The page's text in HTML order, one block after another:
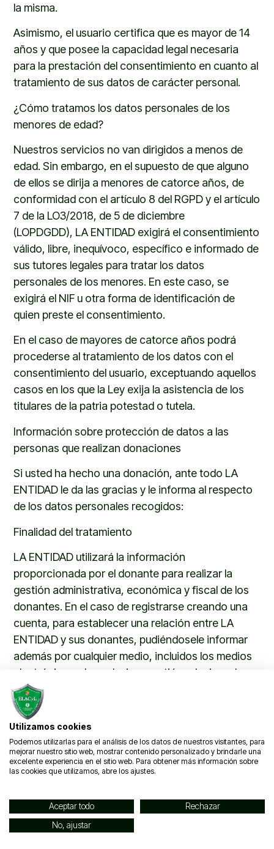
la misma.
Asimismo, el usuario certifica que es mayor de 14
años y que posee la capacidad legal necesaria
para la prestación del consentimiento en cuanto al
tratamiento de sus datos de carácter personal.
¿Cómo tratamos los datos personales de los
menores de edad?
Nuestros servicios no van dirigidos a menos de
edad. Sin embargo, en el supuesto de que alguno
de ellos se dirija a menores de catorce años, de
conformidad con el artículo 8 del RGPD y el artículo
7 de la LO3/2018, de 5 de diciembre
(LOPDGDD), LA ENTIDAD exigirá el consentimiento
válido, libre, inequívoco, específico e informado de
sus tutores legales para tratar los datos
personales de los menores. En este caso, se
exigirá el NIF u otra forma de identificación de
quien preste el consentimiento.
En el caso de mayores de catorce años podrá
procederse al tratamiento de los datos con el
consentimiento del usuario, exceptuando aquellos
casos en los que la Ley exija la asistencia de los
titulares de la patria potestad o tutela.
Información sobre protección de datos a las
personas que realizan donaciones
Si usted ha hecho una donación, ante todo LA
ENTIDAD le da las gracias y le informa al respecto
de los datos personales recogidos:
Finalidad del tratamiento
LA ENTIDAD utilizará la información
proporcionada por el donante para realizar la
gestión administrativa, económica y fiscal de los
donantes. En el caso de registrarse creando una
cuenta, para establecer una relación entre LA
ENTIDAD y sus donantes, pudiéndosele informar
además por cualquier medio, incluidos los medios
electrónicos, de cualquier cuestión relacionada
con el destino de las donaciones.
Tiempo de conservación
LA ENTIDADguardará sus datos mientras sea
usted donante de la misma, y no solicite su
supresión, en cualquier caso durante el tiempo
establecidos por la legislación sobre
Asociaciones, Tributaria, Prevención del Blanqueo
Utilizamos cookies
Podemos utilizarlas para el análisis de los datos de nuestros visitantes, para
mejorar nuestro sitio web, mostrar contenido personalizado y brindarle una
excelente experiencia en el sitio web. Para obtener más información sobre
las cookies que utilizamos, abre los ajustes.
Aceptar todo
Rechazar
No, ajustar